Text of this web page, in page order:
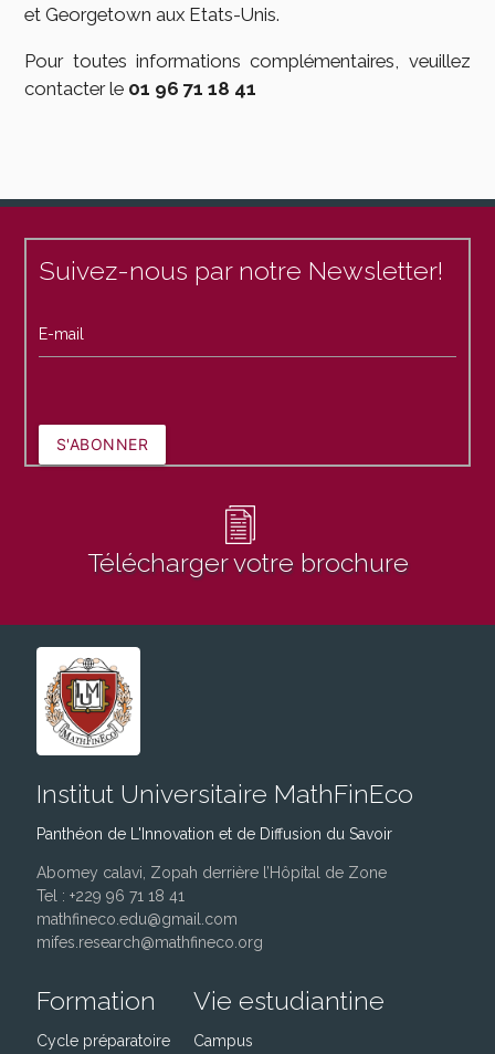
et Georgetown aux Etats-Unis.
Pour toutes informations complémentaires, veuillez
contacter le 01 96 71 18 41
Suivez-nous par notre Newsletter!
E-mail
S'ABONNER
Télécharger votre brochure
Institut Universitaire MathFinEco
Panthéon de L'Innovation et de Diffusion du Savoir
Abomey calavi, Zopah derrière l’Hôpital de Zone
Tel : +229 96 71 18 41
mathfineco.edu@gmail.com
mifes.research@mathfineco.org
Formation
Cycle préparatoire
Vie estudiantine
Campus